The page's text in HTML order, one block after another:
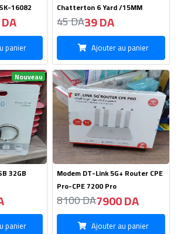
16082
panier
Chatterton 6 Yard /15MM
45 DA39 DA
Ajouter au panier
Nouveau
32GB
panier
Modem DT-Link 5G+ Router CPE
Pro-CPE 7200 Pro
8100 DA7900 DA
Ajouter au panier